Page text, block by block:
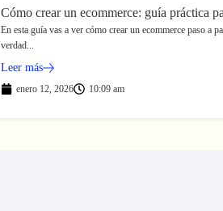
Cómo crear un ecommerce: guía práctica
En esta guía vas a ver cómo crear un ecommerce paso a
verdad...
Leer más
enero 12, 2026 10:09 am